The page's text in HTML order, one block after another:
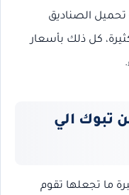
الصناديق
كل ذلك بأسعار
تبوك الي
ما تجعلها تقوم